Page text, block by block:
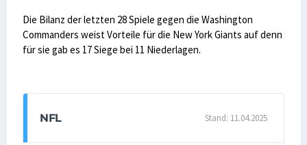
Die Bilanz der letzten 28 Spiele gegen die Washington
Commanders weist Vorteile für die New York Giants auf denn
für sie gab es 17 Siege bei 11 Niederlagen.
NFL Stand: 11.04.2025